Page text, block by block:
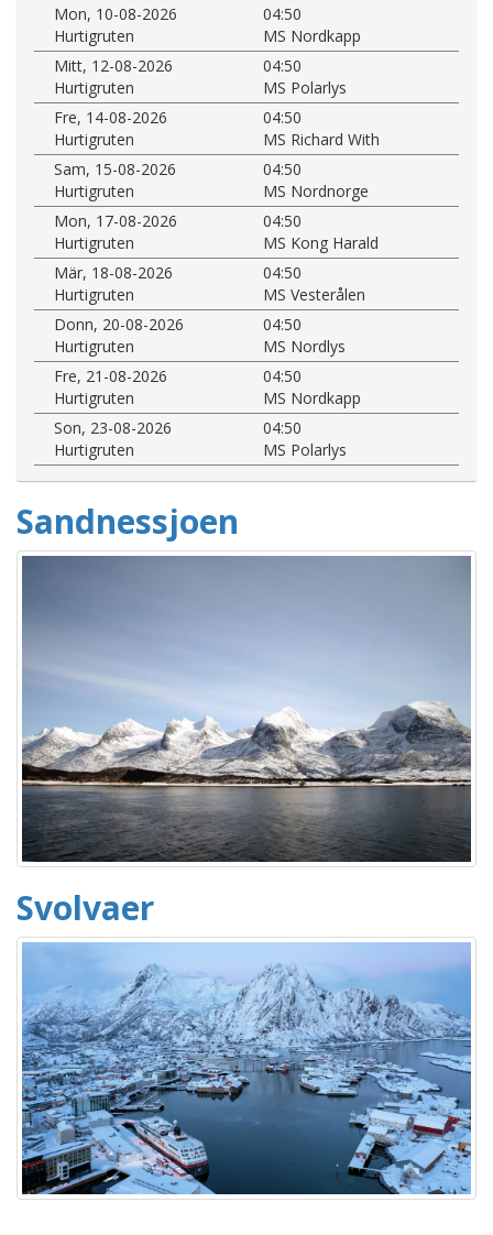
Mon, 10-08-2026
04:50
Hurtigruten
MS Nordkapp
Mitt, 12-08-2026
04:50
Hurtigruten
MS Polarlys
Fre, 14-08-2026
04:50
Hurtigruten
MS Richard With
Sam, 15-08-2026
04:50
Hurtigruten
MS Nordnorge
Mon, 17-08-2026
04:50
Hurtigruten
MS Kong Harald
Mär, 18-08-2026
04:50
Hurtigruten
MS Vesterålen
Donn, 20-08-2026
04:50
Hurtigruten
MS Nordlys
Fre, 21-08-2026
04:50
Hurtigruten
MS Nordkapp
Son, 23-08-2026
04:50
Hurtigruten
MS Polarlys
Sandnessjoen
Svolvaer